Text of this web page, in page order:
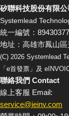
矽聯科技股份有限公
Systemlead
統一編號：89430377
地址：高雄市鳳山
(C) 2026 Systemlead
「e首發票」及
聯絡我們 Contact
線上客服 Email:
service@ieinv.com